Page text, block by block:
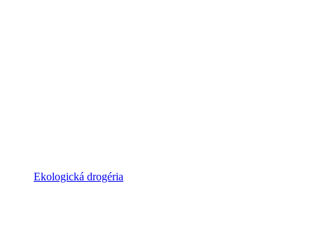
Ekologická drogéria